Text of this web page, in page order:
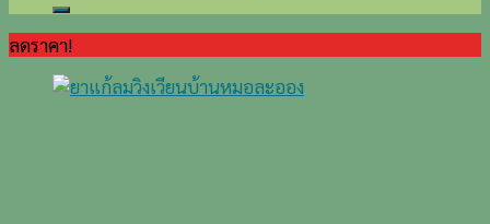
ลดราคา!